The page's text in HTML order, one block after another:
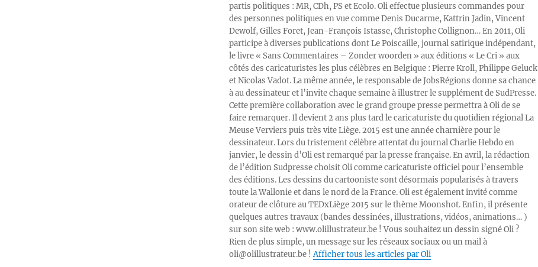
partis politiques : MR, CDh, PS et Ecolo. Oli effectue plusieurs commandes pour
des personnes politiques en vue comme Denis Ducarme, Kattrin Jadin, Vincent
Dewolf, Gilles Foret, Jean-François Istasse, Christophe Collignon… En 2011, Oli
participe à diverses publications dont Le Poiscaille, journal satirique indépendant,
le livre « Sans Commentaires – Zonder woorden » aux éditions « Le Cri » aux
côtés des caricaturistes les plus célèbres en Belgique : Pierre Kroll, Philippe Geluck
et Nicolas Vadot. La même année, le responsable de JobsRégions donne sa chance
à au dessinateur et l’invite chaque semaine à illustrer le supplément de SudPresse.
Cette première collaboration avec le grand groupe presse permettra à Oli de se
faire remarquer. Il devient 2 ans plus tard le caricaturiste du quotidien régional La
Meuse Verviers puis très vite Liège. 2015 est une année charnière pour le
dessinateur. Lors du tristement célèbre attentat du journal Charlie Hebdo en
janvier, le dessin d’Oli est remarqué par la presse française. En avril, la rédaction
de l’édition Sudpresse choisit Oli comme caricaturiste officiel pour l’ensemble
des éditions. Les dessins du cartooniste sont désormais popularisés à travers
toute la Wallonie et dans le nord de la France. Oli est également invité comme
orateur de clôture au TEDxLiège 2015 sur le thème Moonshot. Enfin, il présente
quelques autres travaux (bandes dessinées, illustrations, vidéos, animations… )
sur son site web : www.olillustrateur.be ! Vous souhaitez un dessin signé Oli ?
Rien de plus simple, un message sur les réseaux sociaux ou un mail à
oli@olillustrateur.be !Afficher tous les articles par Oli